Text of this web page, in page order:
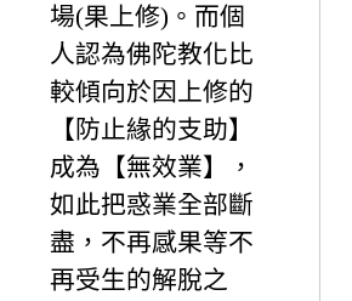
場(果上修)。而個
人認為佛陀教化比
較傾向於因上修的
【防止緣的支助】
成為【無效業】，
如此把惑業全部斷
盡，不再感果等不
再受生的解脫之